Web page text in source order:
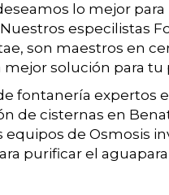
lo mejor
especilistas
son maestros en
mejor solución para tu
fontanería expertos
de cisternas en
equipos de Osmosis
purificar el